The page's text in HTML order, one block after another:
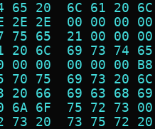
65 20  6C 61 20
2E 2E  00 00 00
75 65  21 00 00
20 6C  69 73 74
00 00  00 00 00
70 75  69 73 20
20 66  69 63 68
6A 6F  75 72 73
73 20  73 75 72